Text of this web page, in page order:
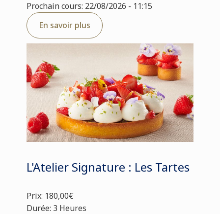
Prochain cours: 22/08/2026 - 11:15
En savoir plus
L'Atelier Signature : Les Tartes
Prix: 180,00€
Durée: 3 Heures